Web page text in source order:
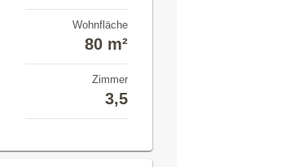
Wohnfläche
80 m²
Zimmer
3,5